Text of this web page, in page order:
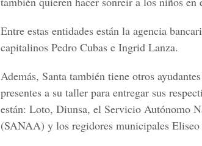
Entre estas entidades están la agencia
capitalinos Pedro Cubas e Ingrid Lanza.
Además, Santa también tiene otros
presentes a su taller para entregar sus
están: Loto, Diunsa, el Servicio Autónomo
(SANAA) y los regidores municipales